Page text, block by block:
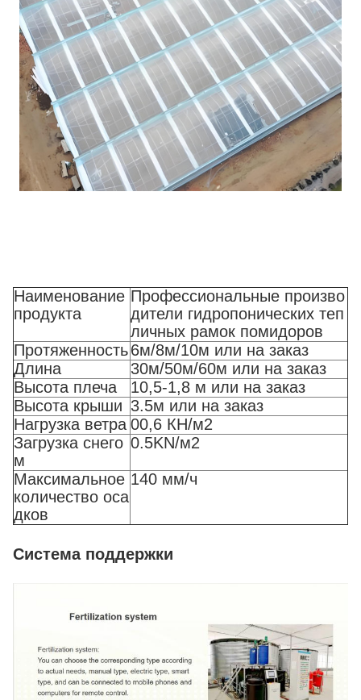
Наименование
продукта
Профессиональные произво
дители гидропонических теп
личных рамок помидоров
Протяженность6м/8м/10м или на заказ
Длина
30м/50м/60м или на заказ
Высота плеча
10,5-1,8 м или на заказ
Высота крыши 3.5м или на заказ
Нагрузка ветра 00,6 КН/м2
Загрузка снего
м
0.5KN/м2
Максимальное
количество оса
дков
140 мм/ч
Система поддержки